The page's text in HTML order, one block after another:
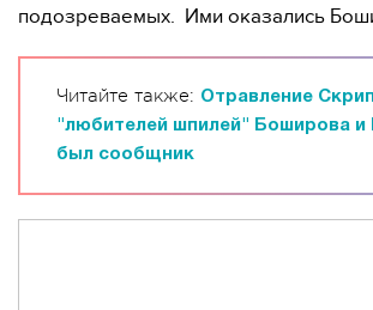
подозреваемых. Ими оказались
Читайте также: Отравление
"любителей шпилей" Боширова и
был сообщник